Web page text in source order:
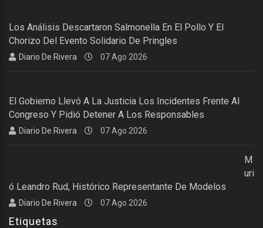
Los Análisis Descartaron Salmonella En El Pollo Y El
Chorizo Del Evento Solidario De Pringles
Diario De Rivera 07 Ago 2026
El Gobierno Llevó A La Justicia Los Incidentes Frente Al
Congreso Y Pidió Detener A Los Responsables
Diario De Rivera 07 Ago 2026
M
Uri
Ó Leandro Rud, Histórico Representante De Modelos
Diario De Rivera 07 Ago 2026
Etiquetas